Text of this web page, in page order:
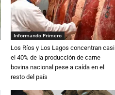
Informando Primero
Los Ríos y Los Lagos concentran casi
el 40% de la producción de carne
bovina nacional pese a caída en el
resto del país